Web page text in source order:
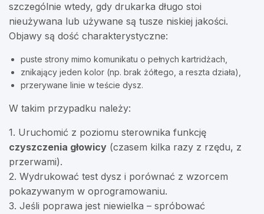
szczególnie wtedy, gdy drukarka długo stoi
nieużywana lub używane są tusze niskiej jakości.
Objawy są dość charakterystyczne:
puste strony mimo komunikatu o pełnych kartridżach,
znikający jeden kolor (np. brak żółtego, a reszta działa),
przerywane linie w teście dysz.
W takim przypadku należy:
1. Uruchomić z poziomu sterownika funkcję
czyszczenia głowicy (czasem kilka razy z rzędu, z
przerwami).
2. Wydrukować test dysz i porównać z wzorcem
pokazywanym w oprogramowaniu.
3. Jeśli poprawa jest niewielka – spróbować